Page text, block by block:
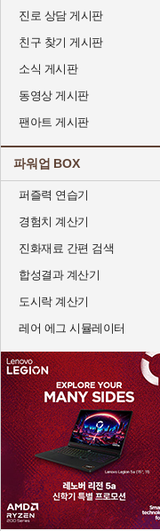
진로 상담 게시판
친구 찾기 게시판
소식 게시판
동영상 게시판
팬아트 게시판
파워업 BOX
퍼즐력 연습기
경험치 계산기
진화재료 간편 검색
합성결과 계산기
도시락 계산기
레어 에그 시뮬레이터